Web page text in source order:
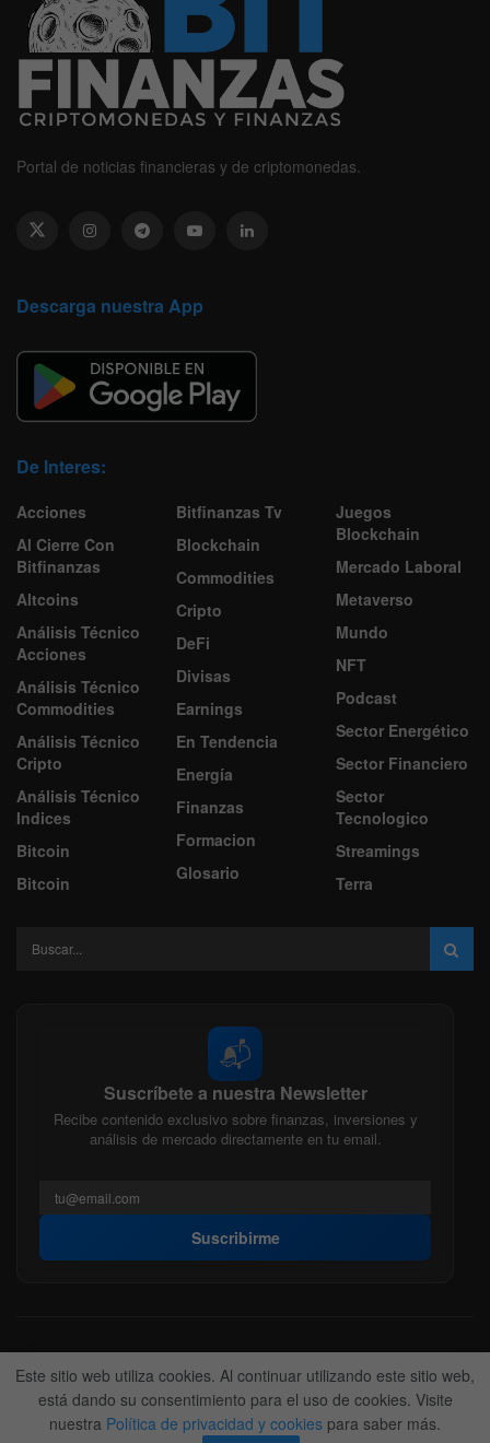
Portal de noticias financieras y de criptomonedas.
Descarga nuestra App
De Interes:
Acciones
Al Cierre Con
Bitfinanzas
Altcoins
Análisis Técnico
Acciones
Análisis Técnico
Commodities
Análisis Técnico
Cripto
Análisis Técnico
Indices
Bitcoin
Bitcoin
Bitfinanzas Tv
Blockchain
Commodities
Cripto
DeFi
Divisas
Earnings
En Tendencia
Energía
Finanzas
Formacion
Glosario
Juegos
Blockchain
Mercado Laboral
Metaverso
Mundo
NFT
Podcast
Sector Energético
Sector Financiero
Sector
Tecnologico
Streamings
Terra
📬
Suscríbete a nuestra Newsletter
Recibe contenido exclusivo sobre finanzas, inversiones y
análisis de mercado directamente en tu email.
Suscribirme
Acerca de nosotros Politica Editorial
Nuestro Equipo
Contactanos
Anunciate
© 2022-2026BitFinanzas- Hecho porTeam DM. 😎
Este sitio web utiliza cookies. Al continuar utilizando este sitio web,
está dando su consentimiento para el uso de cookies. Visite
nuestra Política de privacidad y cookies para saber más.